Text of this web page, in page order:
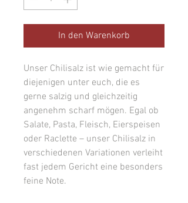
In den Warenkorb
Unser Chilisalz ist wie gemacht für
diejenigen unter euch, die es
gerne salzig und gleichzeitig
angenehm scharf mögen. Egal ob
Salate, Pasta, Fleisch, Eierspeisen
oder Raclette – unser Chilisalz in
verschiedenen Variationen verleiht
fast jedem Gericht eine besonders
feine Note.